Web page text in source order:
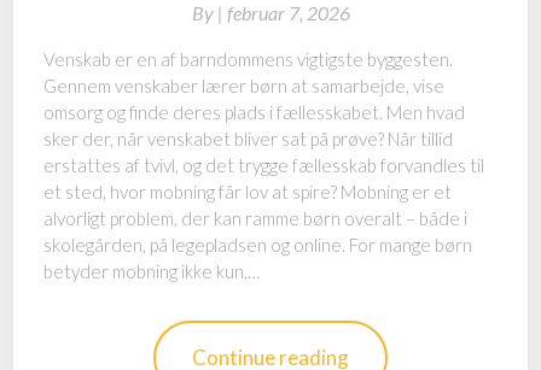
By | februar 7, 2026
Venskab er en af barndommens vigtigste byggesten.
Gennem venskaber lærer børn at samarbejde, vise
omsorg og finde deres plads i fællesskabet. Men hvad
sker der, når venskabet bliver sat på prøve? Når tillid
erstattes af tvivl, og det trygge fællesskab forvandles til
et sted, hvor mobning får lov at spire? Mobning er et
alvorligt problem, der kan ramme børn overalt – både i
skolegården, på legepladsen og online. For mange børn
betyder mobning ikke kun,…
Continue reading